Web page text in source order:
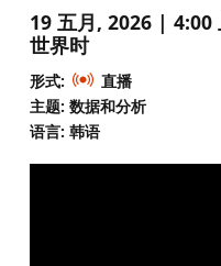
19 五月, 2026 | 4:00
世界时
形式:
直播
主题: 数据和分析
语言: 韩语